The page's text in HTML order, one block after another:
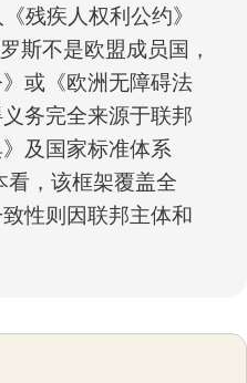
残疾人权利公约》
斯不是欧盟成员国，
或《欧洲无障碍法
务完全来源于联邦
及国家标准体系
看，该框架覆盖全
性则因联邦主体和